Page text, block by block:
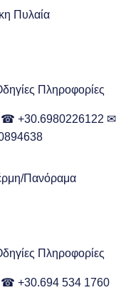
Πυλαία
Πληροφορίες
☎ +30.6980226122 ✉
Πανόραμα
Πληροφορίες
☎ +30.694 534 1760